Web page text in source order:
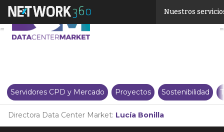
Nuestros
Servidores CPD y Mercado Proyectos Sostenibilidad
Directora Data Center Market: Lucía Bonilla